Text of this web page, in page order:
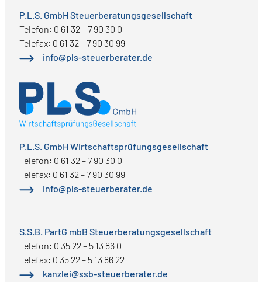
P.L.S. GmbH Steuerberatungsgesellschaft
Telefon: 0 61 32 – 7 90 30 0
Telefax: 0 61 32 – 7 90 30 99
info@pls-steuerberater.de
P.L.S. GmbH Wirtschaftsprüfungsgesellschaft
Telefon: 0 61 32 – 7 90 30 0
Telefax: 0 61 32 – 7 90 30 99
info@pls-steuerberater.de
S.S.B. PartG mbB Steuerberatungsgesellschaft
Telefon: 0 35 22 – 5 13 86 0
Telefax: 0 35 22 – 5 13 86 22
kanzlei@ssb-steuerberater.de